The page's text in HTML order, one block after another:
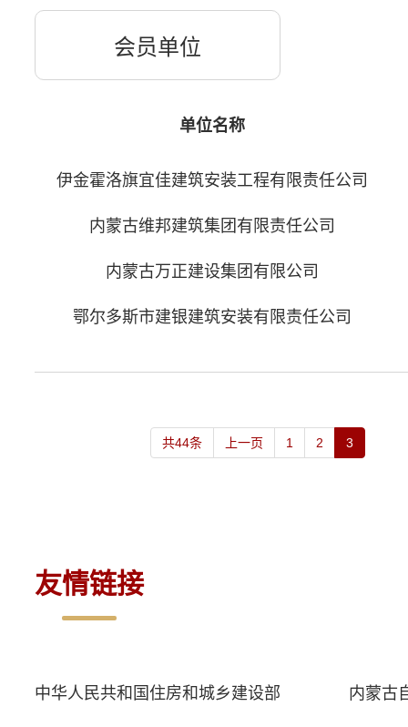
会员单位
单位名称
伊金霍洛旗宜佳建筑安装工程有限责任公司
内蒙古维邦建筑集团有限责任公司
内蒙古万正建设集团有限公司
鄂尔多斯市建银建筑安装有限责任公司
共44条 上一页 1 2 3
友情链接
中华人民共和国住房和城乡建设部 内蒙古